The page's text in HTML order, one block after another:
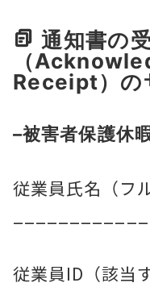
通知書の
（
Receipt）の
–被害者保護休
従業員氏名（フ
従業員ID（該当